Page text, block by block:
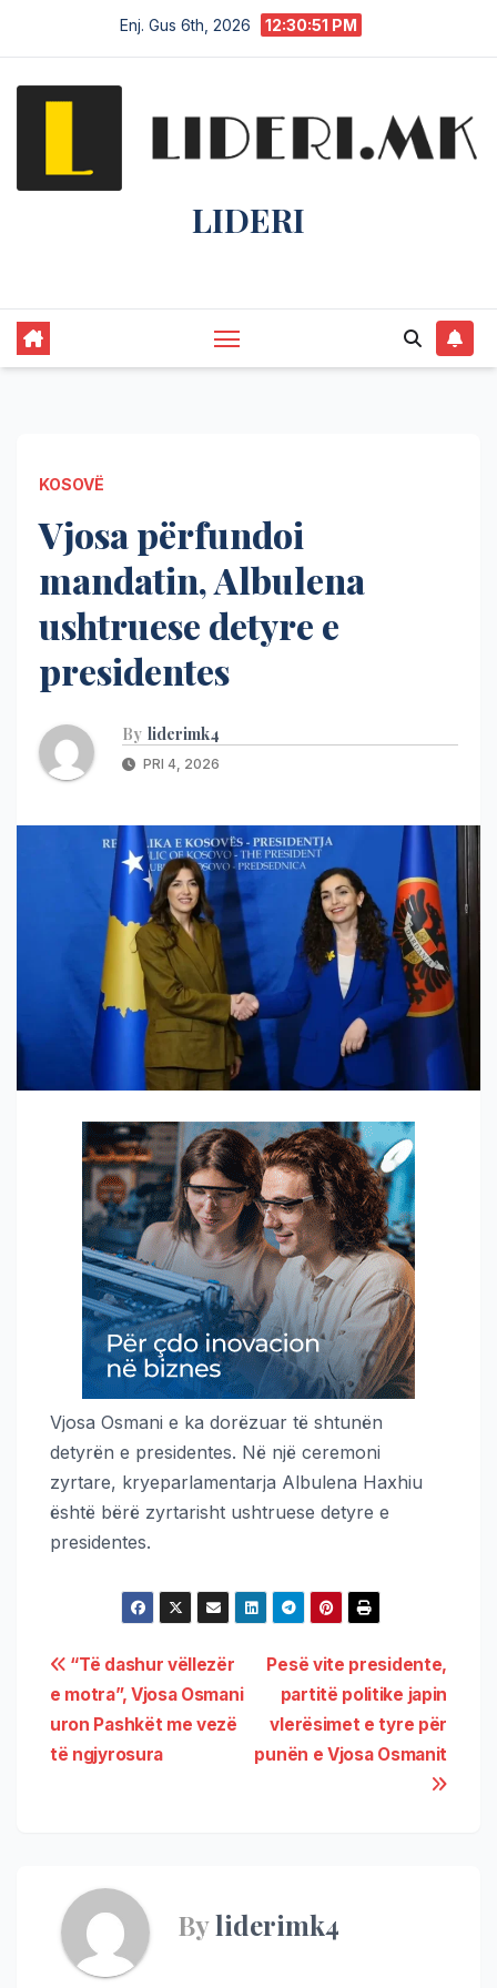
Enj. Gus 6th, 2026 12:30:51 PM
LIDERI
KOSOVË
Vjosa përfundoi
mandatin, Albulena
ushtruese detyre e
presidentes
By liderimk4
PRI 4, 2026
Vjosa Osmani e ka dorëzuar të shtunën
detyrën e presidentes. Në një ceremoni
zyrtare, kryeparlamentarja Albulena Haxhiu
është bërë zyrtarisht ushtruese detyre e
presidentes.
Pesë vite presidente,
partitë politike japin
vlerësimet e tyre për
punën e Vjosa Osmanit
“Të dashur vëllezër
e motra”, Vjosa Osmani
uron Pashkët me vezë
të ngjyrosura
Byliderimk4